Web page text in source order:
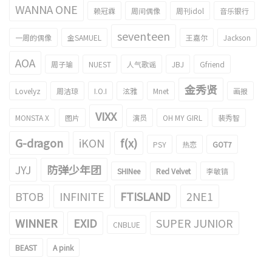
WANNA ONE 赖冠霖 周间偶像 周刊idol 音乐银行
一周的偶像 金SAMUEL seventeen 王嘉尔 Jackson
AOA 周子瑜 NUEST 人气歌谣 JBJ Gfriend
Lovelyz 周洁琼 I.O.I 泫雅 Mnet 金秀贤 画报
MONSTA X 图片 VIXX 演员 OH MY GIRL 裴秀智
G-dragon iKON f(x) PSY 热恋 GOT7
JYJ 防弹少年团 SHINee Red Velvet 李敏镐
BTOB INFINITE FTISLAND
2NE1
WINNER
EXID CNBLUE SUPER JUNIOR
BEAST A pink